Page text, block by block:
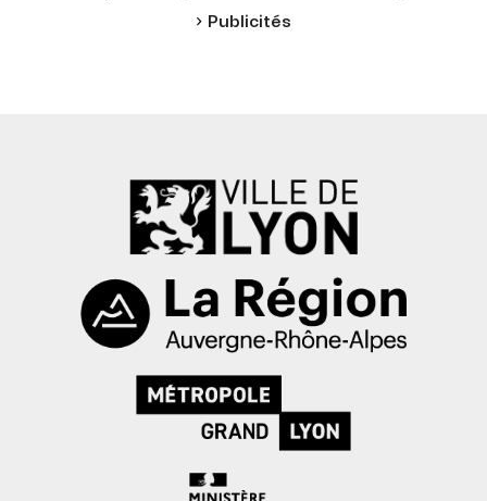
Publicités